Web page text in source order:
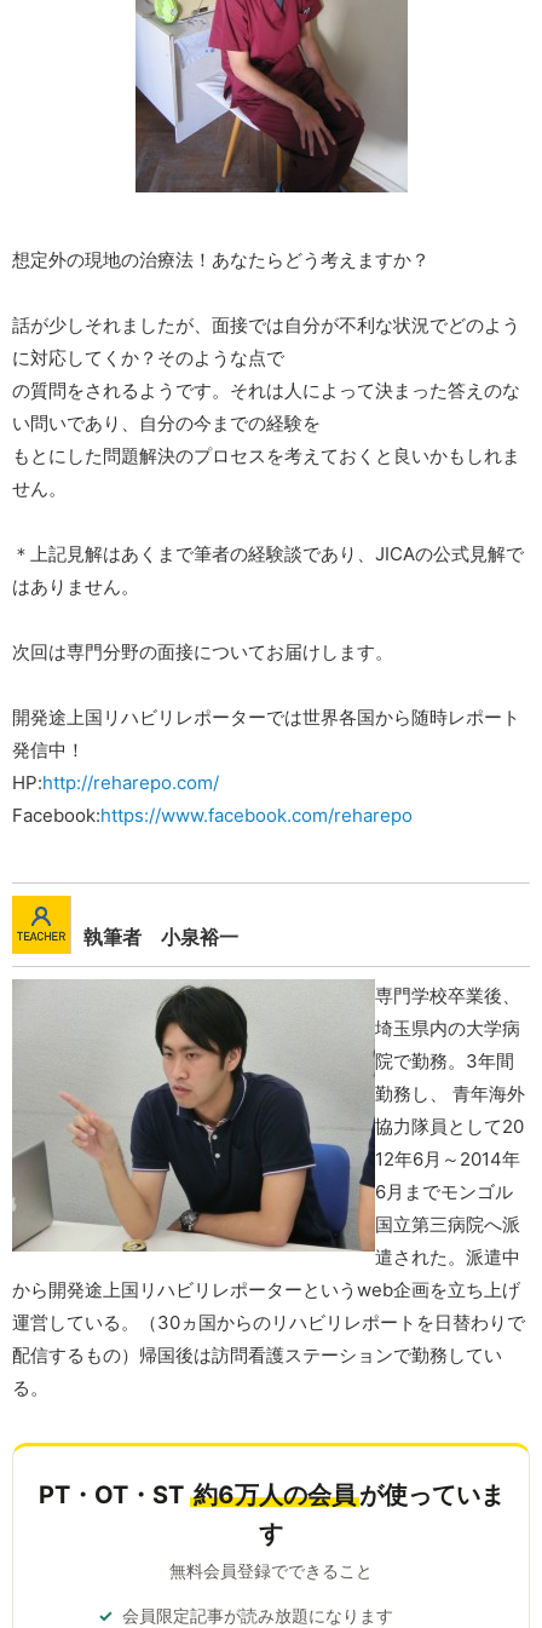
想定外の現地の治療法！あなたらどう考えますか？
話が少しそれましたが、面接では自分が不利な状況でどのよう
に対応してくか？そのような点で
の質問をされるようです。それは人によって決まった答えのな
い問いであり、自分の今までの経験を
もとにした問題解決のプロセスを考えておくと良いかもしれま
せん。
＊上記見解はあくまで筆者の経験談であり、JICAの公式見解で
はありません。
次回は専門分野の面接についてお届けします。
開発途上国リハビリレポーターでは世界各国から随時レポート
発信中！
HP:http://reharepo.com/
Facebook:https://www.facebook.com/reharepo
執筆者 小泉裕一
専門学校卒業後、
埼玉県内の大学病
院で勤務。3年間
勤務し、 青年海外
協力隊員として20
12年6月～2014年
6月までモンゴル
国立第三病院へ派
遣された。派遣中
から開発途上国リハビリレポーターというweb企画を立ち上げ
運営している。（30ヵ国からのリハビリレポートを日替わりで
配信するもの）帰国後は訪問看護ステーションで勤務してい
る。
PT・OT・ST 約6万人の会員が使っていま
す
無料会員登録でできること
会員限定記事が読み放題になります